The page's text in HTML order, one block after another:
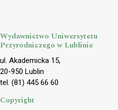
Wydawnictwo Uniwersytetu
Przyrodniczego w Lublinie
ul. Akademicka 15,
20-950 Lublin
tel. (81) 445 66 60
Copyright